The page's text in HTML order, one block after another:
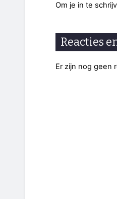
Om je in te
Reacties
Er zijn nog geen